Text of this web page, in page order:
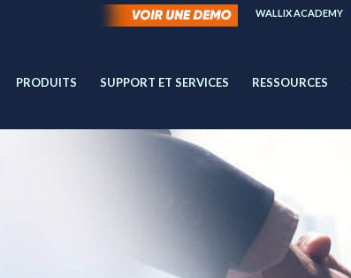
WALLIX ACADEMY
PRODUITS SUPPORT ET SERVICES RESSOURCES